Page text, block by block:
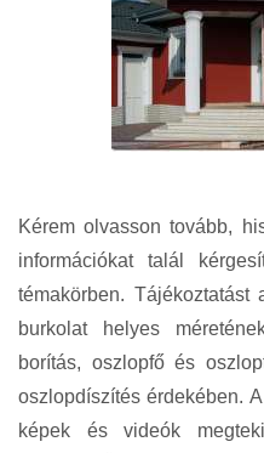
Kérem olvasson tovább,
információkat talál
témakörben.
burkolat helyes
borítás, oszlopfő és
oszlopdíszítés érdekében.
képek és videók